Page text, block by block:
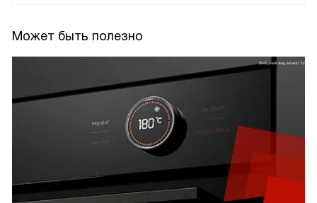
Может быть полезно